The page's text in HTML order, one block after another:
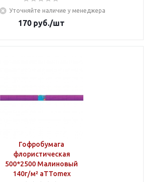
Уточняйте наличие у менеджера
170 руб./шт
Гофробумага
флористическая
500*2500 Малиновый
140г/м² aTTomex